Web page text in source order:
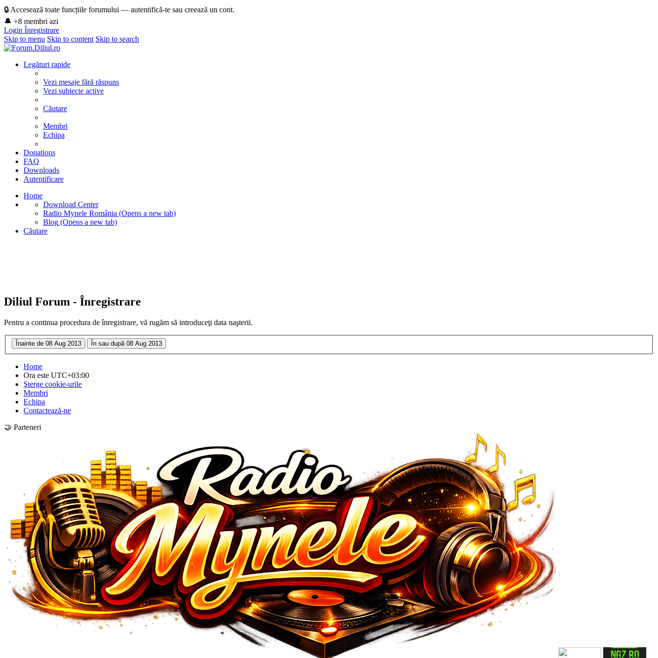
🔒 Accesează toate funcțiile forumului — autentifică-te sau creează un cont.
🔔 +8 membri azi
Login Înregistrare
Skip to menu Skip to content Skip to search
Legături rapide
Vezi mesaje fără răspuns
Vezi subiecte active
Căutare
Membri
Echipa
Donations
FAQ
Downloads
Autentificare
Home
Download Center
Radio Mynele România (Opens a new tab)
Blog (Opens a new tab)
Căutare
Diliul Forum - Înregistrare
Pentru a continua procedura de înregistrare, vă rugăm să introduceţi data naşterii.
Home
Ora este UTC+03:00
Şterge cookie-urile
Membri
Echipa
Contactează-ne
🤝 Parteneri